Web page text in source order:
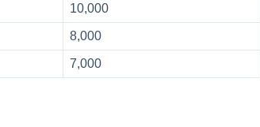
10,000
8,000
7,000